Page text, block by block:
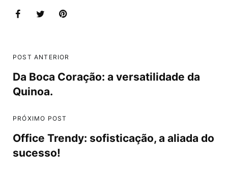
POST ANTERIOR
Da Boca Coração: a versatilidade da
Quinoa.
PRÓXIMO POST
Office Trendy: sofisticação, a aliada do
sucesso!